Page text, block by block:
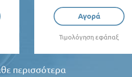
Αγορά
Τιμολόγηση εφάπαξ
περισσότερα